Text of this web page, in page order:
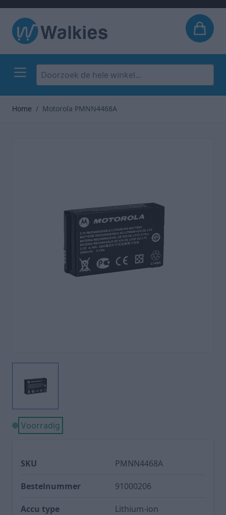
Ga naar de inhoud
Home / Motorola PMNN4468A
Voorradig
SKU PMNN4468A
Bestelnummer 91000206
Accu type Lithium-ion